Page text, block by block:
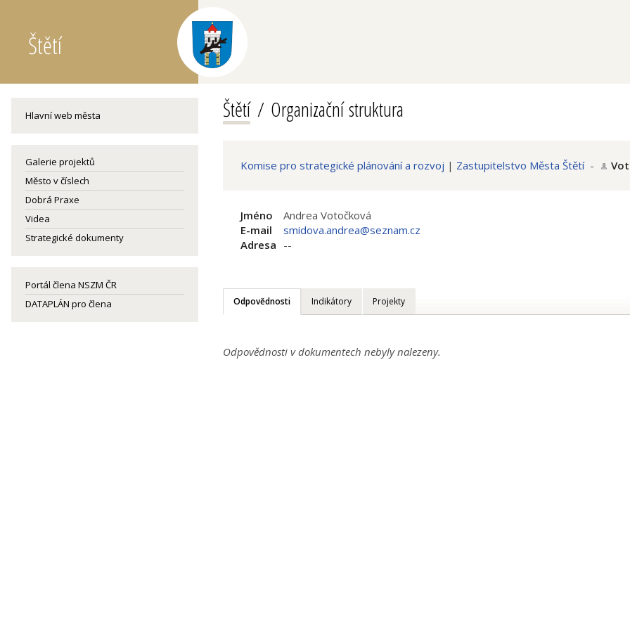
Štětí
Hlavní web města
Galerie projektů
Město v číslech
Dobrá Praxe
Videa
Strategické dokumenty
Portál člena NSZM ČR
DATAPLÁN pro člena
Štětí Organizační struktura
Komise pro strategické plánování a rozvoj | Zastupitelstvo Města Štětí-
Jméno
Andrea Votočková
E-mail
smidova.andrea@seznam.cz
Adresa --
Odpovědnosti Indikátory Projekty
Odpovědnosti v dokumentech nebyly nalezeny.